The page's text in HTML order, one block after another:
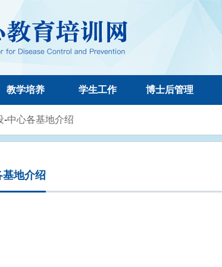
教学培养 学生工作 博士后管理
-中心各基地介绍
基地介绍